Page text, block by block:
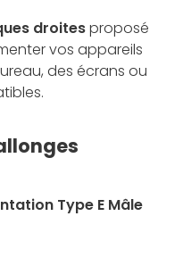
droitesproposé
vos appareils
des écrans ou
Type E Mâle